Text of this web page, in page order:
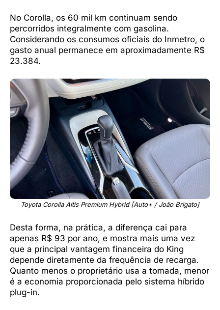
No Corolla, os 60 mil km continuam sendo
percorridos integralmente com gasolina.
Considerando os consumos oficiais do Inmetro, o
gasto anual permanece em aproximadamente R$
23.384.
Toyota Corolla Altis Premium Hybrid [Auto+ / João Brigato]
Desta forma, na prática, a diferença cai para
apenas R$ 93 por ano, e mostra mais uma vez
que a principal vantagem financeira do King
depende diretamente da frequência de recarga.
Quanto menos o proprietário usa a tomada, menor
é a economia proporcionada pelo sistema híbrido
plug-in.